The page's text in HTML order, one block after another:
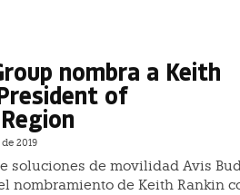
nombra a Keith
of
2019
soluciones de movilidad Avis
nombramiento de Keith Rankin